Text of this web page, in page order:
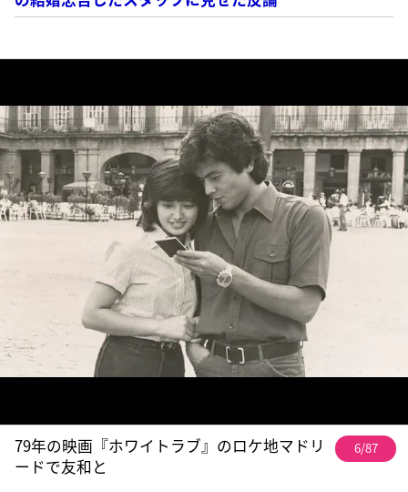
79年の映画『ホワイトラブ』のロケ地マドリ
ードで友和と
6/87